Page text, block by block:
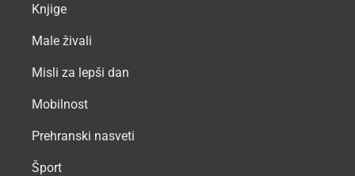
Knjige
Male živali
Misli za lepši dan
Mobilnost
Prehranski nasveti
Šport